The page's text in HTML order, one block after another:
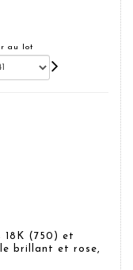
au lot
18K (750) et
brillant et rose,